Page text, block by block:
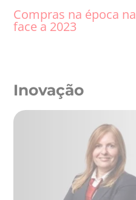
Compras na época
face a 2023
Inovação